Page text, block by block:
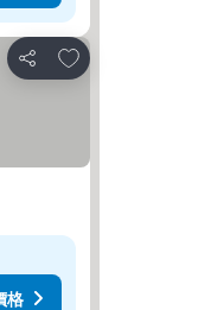
分享
放到收藏夾
格